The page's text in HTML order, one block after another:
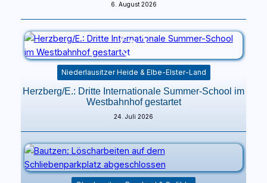
6. August 2026
Niederlausitzer Heide & Elbe-Elster-Land
Herzberg/E.: Dritte Internationale Summer-School im
Westbahnhof gestartet
24. Juli 2026